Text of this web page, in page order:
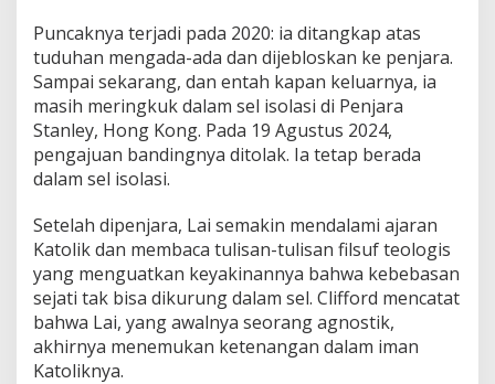
Puncaknya terjadi pada 2020: ia ditangkap atas
tuduhan mengada-ada dan dijebloskan ke penjara.
Sampai sekarang, dan entah kapan keluarnya, ia
masih meringkuk dalam sel isolasi di Penjara
Stanley, Hong Kong. Pada 19 Agustus 2024,
pengajuan bandingnya ditolak. Ia tetap berada
dalam sel isolasi.
Setelah dipenjara, Lai semakin mendalami ajaran
Katolik dan membaca tulisan-tulisan filsuf teologis
yang menguatkan keyakinannya bahwa kebebasan
sejati tak bisa dikurung dalam sel. Clifford mencatat
bahwa Lai, yang awalnya seorang agnostik,
akhirnya menemukan ketenangan dalam iman
Katoliknya.